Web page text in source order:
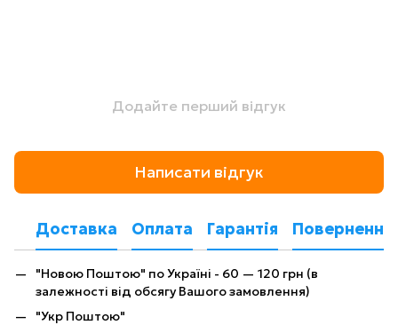
Додайте перший відгук
Написати відгук
Доставка Оплата Гарантія Повернення
"Новою Поштою" по Україні - 60 — 120 грн (в
залежності від обсягу Вашого замовлення)
"Укр Поштою"